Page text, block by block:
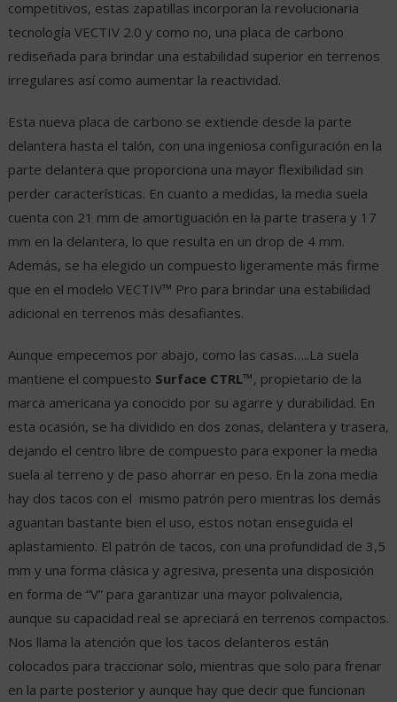
competitivos, estas zapatillas incorporan la revolucionaria
tecnología VECTIV 2.0 y como no, una placa de carbono
rediseñada para brindar una estabilidad superior en terrenos
irregulares así como aumentar la reactividad.
Esta nueva placa de carbono se extiende desde la parte
delantera hasta el talón, con una ingeniosa configuración en la
parte delantera que proporciona una mayor flexibilidad sin
perder características. En cuanto a medidas, la media suela
cuenta con 21 mm de amortiguación en la parte trasera y 17
mm en la delantera, lo que resulta en un drop de 4 mm.
Además, se ha elegido un compuesto ligeramente más firme
que en el modelo VECTIV™ Pro para brindar una estabilidad
adicional en terrenos más desafiantes.
Aunque empecemos por abajo, como las casas…..La suela
mantiene el compuesto Surface CTRL™, propietario de la
marca americana ya conocido por su agarre y durabilidad. En
esta ocasión, se ha dividido en dos zonas, delantera y trasera,
dejando el centro libre de compuesto para exponer la media
suela al terreno y de paso ahorrar en peso. En la zona media
hay dos tacos con el mismo patrón pero mientras los demás
aguantan bastante bien el uso, estos notan enseguida el
aplastamiento. El patrón de tacos, con una profundidad de 3,5
mm y una forma clásica y agresiva, presenta una disposición
en forma de “V” para garantizar una mayor polivalencia,
aunque su capacidad real se apreciará en terrenos compactos.
Nos llama la atención que los tacos delanteros están
colocados para traccionar solo, mientras que solo para frenar
en la parte posterior y aunque hay que decir que funcionan